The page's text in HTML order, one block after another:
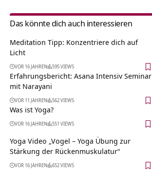
Das könnte dich auch interessieren
Meditation Tipp: Konzentriere dich auf
Licht
VOR 16 JAHREN 595 VIEWS
Erfahrungsbericht: Asana Intensiv Seminar
mit Narayani
VOR 11 JAHREN 562 VIEWS
Was ist Yoga?
VOR 16 JAHREN 551 VIEWS
Yoga Video „Vogel – Yoga Übung zur
Stärkung der Rückenmuskulatur“
VOR 16 JAHREN 652 VIEWS